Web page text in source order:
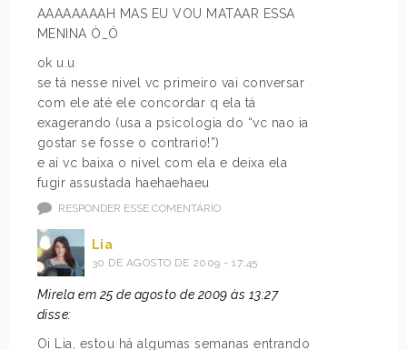
AAAAAAAAH MAS EU VOU MATAAR ESSA
MENINA Ò_Ó
ok u.u
se tá nesse nivel vc primeiro vai conversar
com ele até ele concordar q ela tá
exagerando (usa a psicologia do “vc nao ia
gostar se fosse o contrario!”)
e aí vc baixa o nivel com ela e deixa ela
fugir assustada haehaehaeu
RESPONDER ESSE COMENTÁRIO
Lia
30 DE AGOSTO DE 2009 - 17:45
Mirela em 25 de agosto de 2009 às 13:27
disse:
Oi Lia, estou há algumas semanas entrando